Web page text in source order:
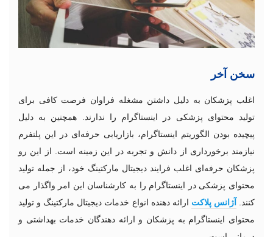
سخن آخر
اغلب پزشکان به دلیل داشتن مشغله فراوان فرصت کافی برای
تولید محتوای پزشکی در اینستاگرام را ندارند. همچنین به دلیل
پیچیده بودن الگوریتم اینستاگرام، بازاریابی حرفه‌‌ای در این پلتفرم
نیازمند برخورداری از دانش و تجربه در این زمینه است. از این رو
پزشکان حرفه‌ای اغلب فرایند دیجیتال مارکتینگ خود، از جمله تولید
محتوای پزشکی در اینستاگرام را به کارشناسان این امر واگذار می
کنند. آژانس پلاکت ارائه دهنده‌ انواع خدمات دیجیتال مارکتینگ و تولید
محتوای اینستاگرام به پزشکان و ارائه دهندگان خدمات بهداشتی و